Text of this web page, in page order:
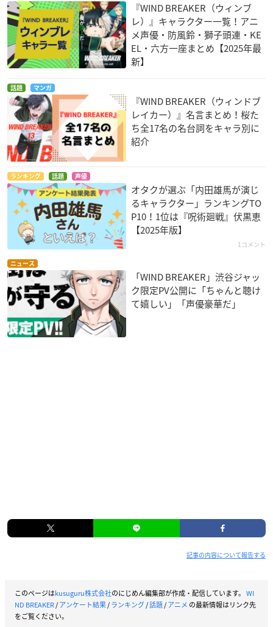
『WIND BREAKER（ウィンブ
レ）』キャラクター一覧！アニ
メ声優・防風鈴・獅子頭連・KE
EL・六方一座まとめ【2025年最
新】
話題 マンガ
『WIND BREAKER（ウィンドブ
レイカー）』名言まとめ！桜た
ち全17名の名台詞をキャラ別に
紹介
ランキング 話題 声優
オタクが選ぶ「内田雄馬が演じ
るキャラクター」ランキングTO
P10！1位は『呪術廻戦』伏黒恵
【2025年版】
1コメント
ニュース
「WIND BREAKER」渋谷ジャッ
ク限定PV公開に「ちゃんと聴け
て嬉しい」「声優豪華だ」
記事の内容について報告する
このページはkusuguru株式会社のにじめん編集部が作成・配信しています。 WI
ND BREAKER/アンケート結果/ランキング/話題/アニメ の最新情報はリンク先
をご覧ください。